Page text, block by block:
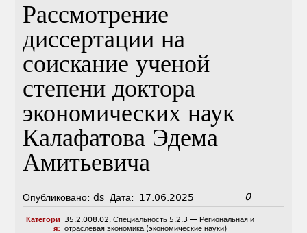
Рассмотрение
диссертации на
соискание ученой
степени доктора
экономических наук
Калафатова Эдема
Амитьевича
Опубликовано: ds Дата: 17.06.2025 0
Категори
я:
35.2.008.02, Специальность 5.2.3 — Региональная и
отраслевая экономика (экономические науки)